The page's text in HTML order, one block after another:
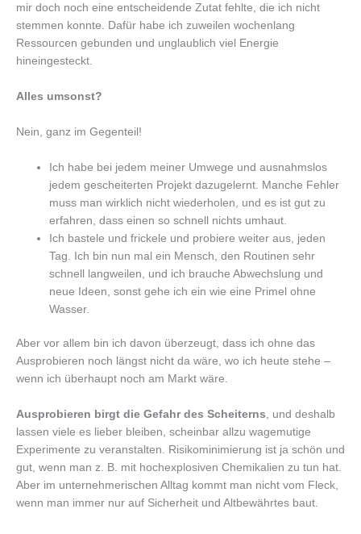
mir doch noch eine entscheidende Zutat fehlte, die ich nicht
stemmen konnte. Dafür habe ich zuweilen wochenlang
Ressourcen gebunden und unglaublich viel Energie
hineingesteckt.
Alles umsonst?
Nein, ganz im Gegenteil!
Ich habe bei jedem meiner Umwege und ausnahmslos
jedem gescheiterten Projekt dazugelernt. Manche Fehler
muss man wirklich nicht wiederholen, und es ist gut zu
erfahren, dass einen so schnell nichts umhaut.
Ich bastele und frickele und probiere weiter aus, jeden
Tag. Ich bin nun mal ein Mensch, den Routinen sehr
schnell langweilen, und ich brauche Abwechslung und
neue Ideen, sonst gehe ich ein wie eine Primel ohne
Wasser.
Aber vor allem bin ich davon überzeugt, dass ich ohne das
Ausprobieren noch längst nicht da wäre, wo ich heute stehe –
wenn ich überhaupt noch am Markt wäre.
Ausprobieren birgt die Gefahr des Scheiterns , und deshalb
lassen viele es lieber bleiben, scheinbar allzu wagemutige
Experimente zu veranstalten. Risikominimierung ist ja schön und
gut, wenn man z. B. mit hochexplosiven Chemikalien zu tun hat.
Aber im unternehmerischen Alltag kommt man nicht vom Fleck,
wenn man immer nur auf Sicherheit und Altbewährtes baut.